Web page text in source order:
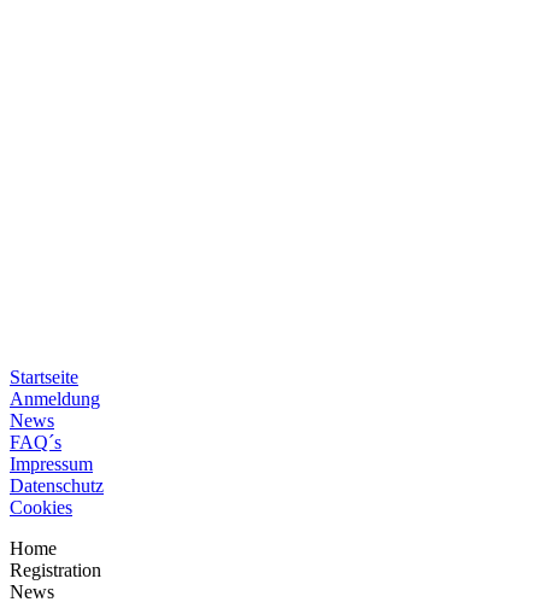
Startseite
Anmeldung
News
FAQ´s
Impressum
Datenschutz
Cookies
Home
Registration
News